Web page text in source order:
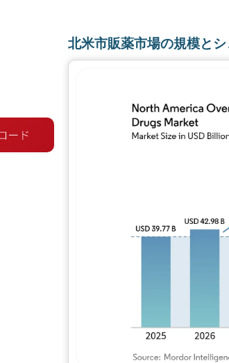
北米市販薬市場の規模と